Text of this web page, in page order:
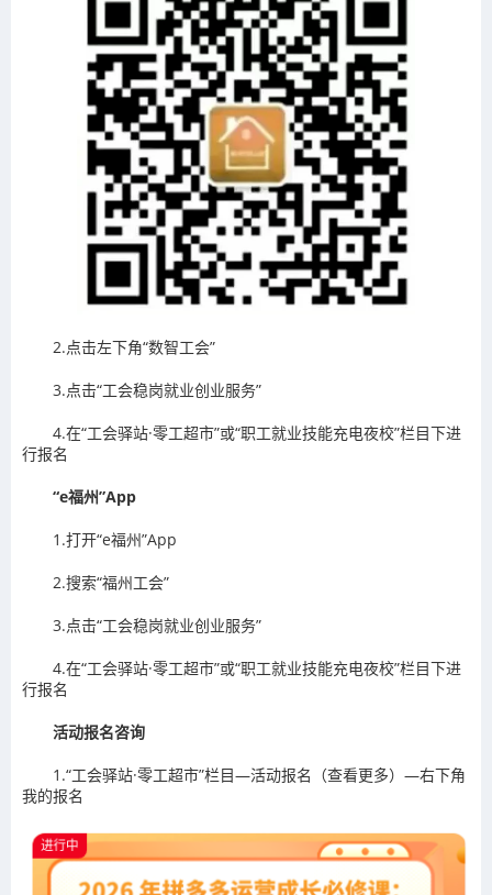
2.点击左下角“数智工会”
3.点击“工会稳岗就业创业服务”
4.在“工会驿站·零工超市”或“职工就业技能充电夜校”栏目下进
行报名
“e福州”App
1.打开“e福州”App
2.搜索“福州工会”
3.点击“工会稳岗就业创业服务”
4.在“工会驿站·零工超市”或“职工就业技能充电夜校”栏目下进
行报名
活动报名咨询
1.“工会驿站·零工超市”栏目—活动报名（查看更多）—右下角
我的报名